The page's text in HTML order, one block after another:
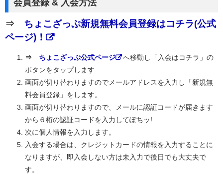
会員登録 & 入会方法
⇒ ちょこざっぷ新規無料会員登録はコチラ(公式
ページ)！
⇒ ちょこざっぷ公式ページ
へ移動し「入会はコチラ」の
ボタンをタップします
画面が切り替わりますのでメールアドレスを入力し「新規無
料会員登録」をします。
画面が切り替わりますので、メールに認証コードが届きます
から６桁の認証コードを入力してぽちッ!
次に個人情報を入力します。
入会する場合は、クレジットカードの情報を入力することに
なりますが、即入会しない方は未入力で後日でも大丈夫で
す。